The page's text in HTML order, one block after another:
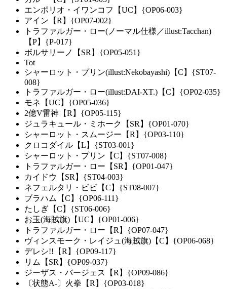
エンポリオ・イワンコフ【UC】{OP06-003}
アイン【R】{OP07-002}
トラファルガー・ロー(ノーマル仕様／illust:Tacchan)
【P】{P-017}
ボルサリーノ【SR】{OP05-051}
Tot
シャーロット・プリン(illust:Nekobayashi)【C】{ST07-
008}
トラファルガー・ロー(illust:DAI-XT.)【C】{OP02-035}
モネ【UC】{OP05-036}
2億V雷神【R】{OP05-115}
ジュラキュール・ミホーク【SR】{OP01-070}
シャーロット・スムージー【R】{OP03-110}
クロコダイル【L】{ST03-001}
シャーロット・プリン【C】{ST07-008}
トラファルガー・ロー【SR】{OP01-047}
カイドウ【SR】{ST04-003}
ネフェルタリ・ビビ【C】{ST08-007}
ブラハム【C】{OP06-111}
たしぎ【C】{ST06-006}
お玉(海賊旗)【UC】{OP01-006}
トラファルガー・ロー【R】{OP07-047}
ヴィンスモーク・レイジュ(海賊旗)【C】{OP06-068}
デレシ!!【R】{OP09-117}
リム【SR】{OP09-037}
ジーザス・バージェス【R】{OP09-086}
〔状態A-〕火拳【R】{OP03-018}